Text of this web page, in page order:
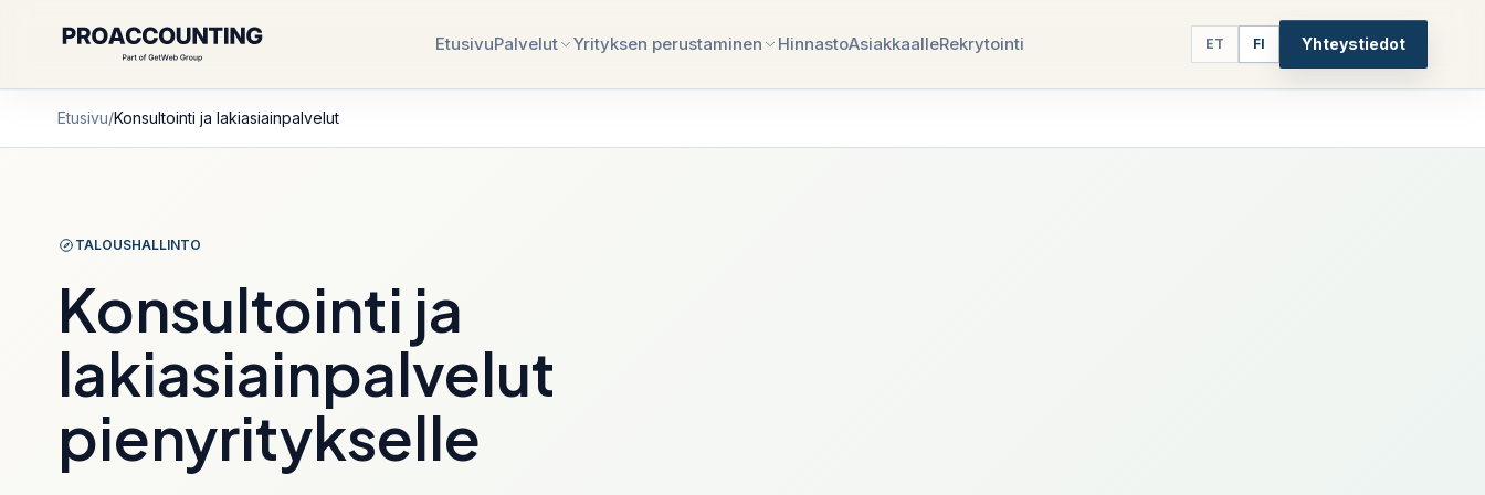
EtusivuPalvelut
Kuukausikirjanpito, aineistokierto, ilmoitukset ja
johdon näkymä.
Rästikirjanpito
Myöhästyneet kaudet, puuttuva aineisto ja
ilmoitukset hallintaan.
Yrityksen perustaminen
Yrityksen perustaminen Iso-
Britanniassa
HinnastoAsiakkaalleRekrytointi ET FI Yhteystiedot
Etusivu/Konsultointi ja lakiasiainpalvelut
TALOUSHALLINTO
Konsultointi ja
lakiasiainpalvelut
pienyritykselle